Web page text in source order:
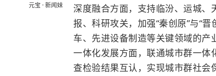
元宝 · 新闻妹
深度融合方面，支持临汾、运城、
报、科研攻关，加强“秦创原”与“
车、先进设备制造等关键领域的
一体化发展方面，联通城市群一
查检验结果互认，实现城市群社